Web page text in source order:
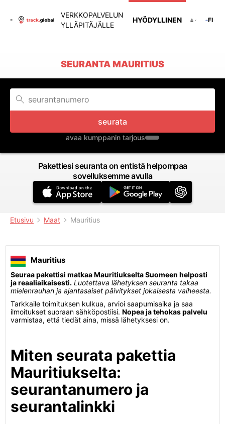
VERKKOPALVELUN
YLLÄPITÄJÄLLE
HYÖDYLLINEN FI
SEURANTA MAURITIUS
seurata
avaa kumppanin tarjous
Pakettiesi seuranta on entistä helpompaa
sovelluksemme avulla
Etusivu Maat Mauritius
Mauritius
Seuraa pakettisi matkaa Mauritiukselta Suomeen helposti
ja reaaliaikaisesti. Luotettava lähetyksen seuranta takaa
mielenrauhan ja ajantasaiset päivitykset jokaisesta vaiheesta.
Tarkkaile toimituksen kulkua, arvioi saapumisaika ja saa
ilmoitukset suoraan sähköpostiisi. Nopea ja tehokas palvelu
varmistaa, että tiedät aina, missä lähetyksesi on.
Miten seurata pakettia
Mauritiukselta:
seurantanumero ja
seurantalinkki